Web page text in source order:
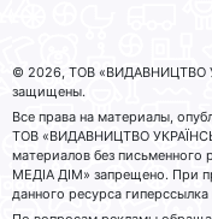
© 2026, ТОВ «ВИДАВНИЦТВО
защищены.
Все права на материалы,
ТОВ «ВИДАВНИЦТВО
материалов без
МЕДІА ДІМ» запрещено. При
данного ресурса